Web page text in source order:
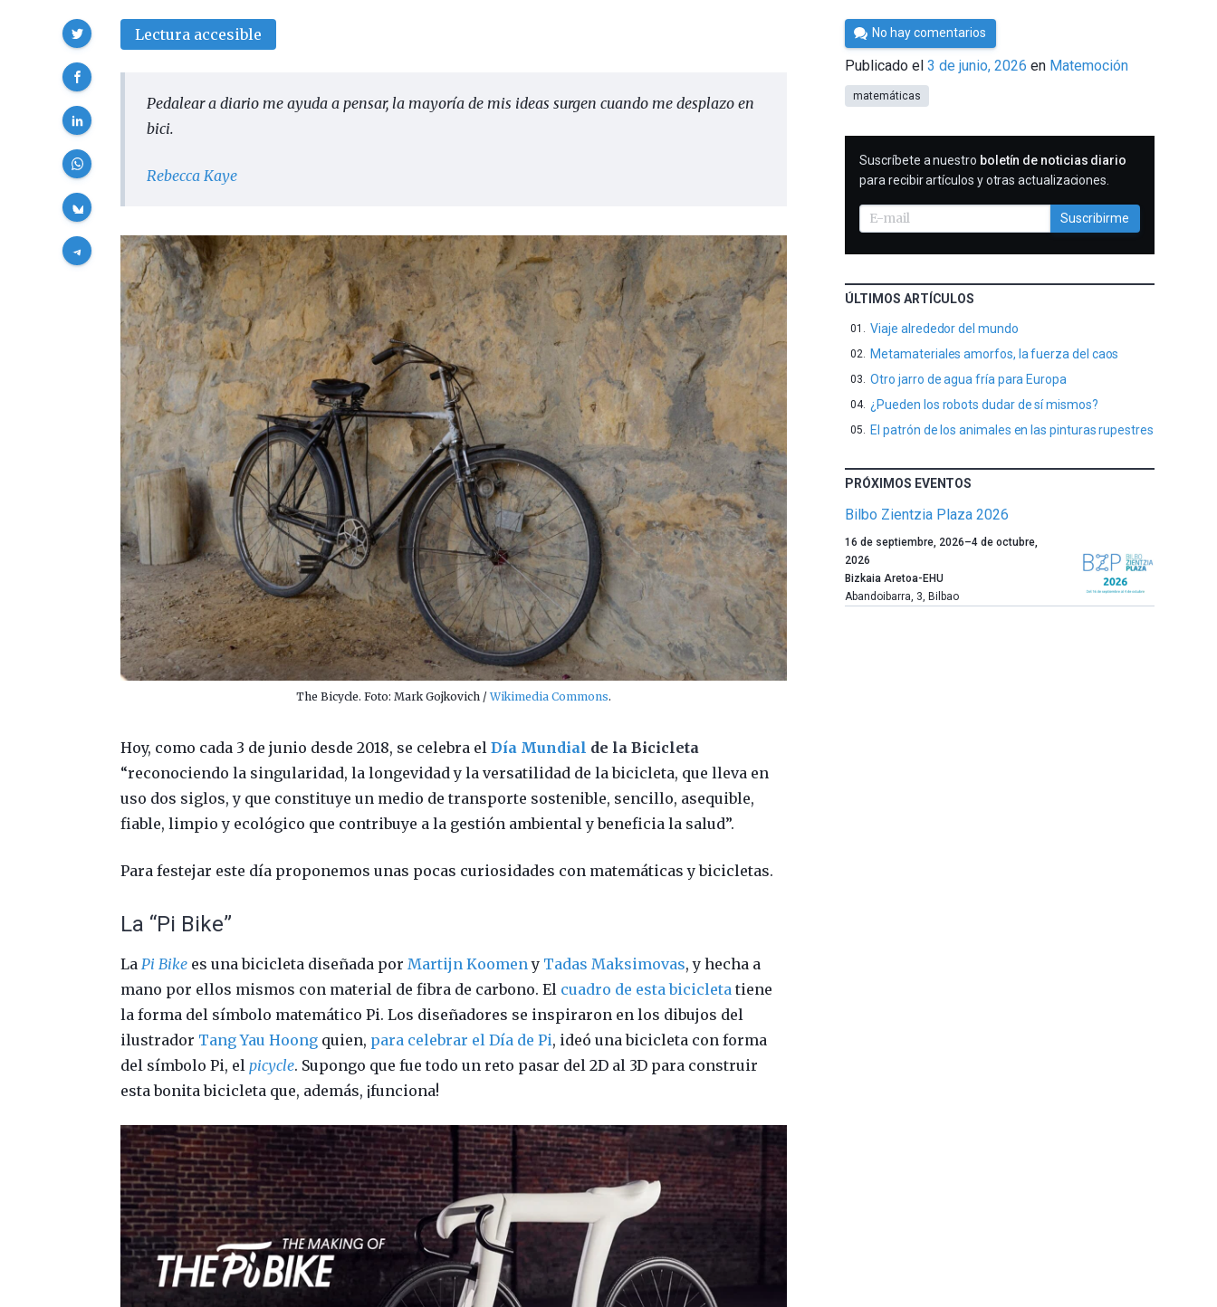
Lectura accesible
Pedalear a diario me ayuda a pensar, la mayoría de mis ideas surgen cuando me desplazo en
bici.
Rebecca Kaye
The Bicycle. Foto: Mark Gojkovich /Wikimedia Commons.
Hoy, como cada 3 de junio desde 2018, se celebra elDía Mundial de la Bicicleta
“reconociendo la singularidad, la longevidad y la versatilidad de la bicicleta, que lleva en
uso dos siglos, y que constituye un medio de transporte sostenible, sencillo, asequible,
fiable, limpio y ecológico que contribuye a la gestión ambiental y beneficia la salud”.
Para festejar este día proponemos unas pocas curiosidades con matemáticas y bicicletas.
La “Pi Bike”
La Pi Bike es una bicicleta diseñada por Martijn Koomen y Tadas Maksimovas, y hecha a
mano por ellos mismos con material de fibra de carbono. El cuadro de esta bicicleta tiene
la forma del símbolo matemático Pi. Los diseñadores se inspiraron en los dibujos del
ilustrador Tang Yau Hoong quien, para celebrar el Día de Pi, ideó una bicicleta con forma
del símbolo Pi, el picycle. Supongo que fue todo un reto pasar del 2D al 3D para construir
esta bonita bicicleta que, además, ¡funciona!
Compartir
Por
César
Tomé
No hay comentarios
Publicado el3 de junio, 2026 en Matemoción
matemáticas
SUSCRIBIRME
Suscríbete a nuestro boletín de noticias diario
para recibir artículos y otras actualizaciones.
Suscribirme
ÚLTIMOS ARTÍCULOS
Viaje alrededor del mundo
Metamateriales amorfos, la fuerza del caos
Otro jarro de agua fría para Europa
¿Pueden los robots dudar de sí mismos?
El patrón de los animales en las pinturas rupestres
PRÓXIMOS EVENTOS
Bilbo Zientzia Plaza 2026
Un
año
más,
Bilbao
16 de septiembre, 2026–4 de octubre,
2026
Bizkaia Aretoa-EHU
Abandoibarra, 3, Bilbao